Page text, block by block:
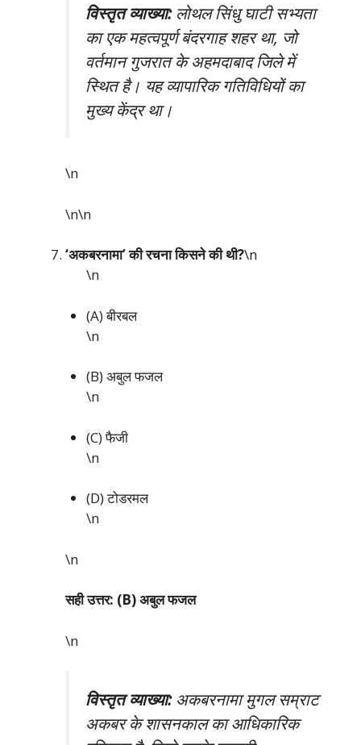
विस्तृत व्याख्या:लोथल सिंधु घाटी सभ्यता
का एक महत्वपूर्ण बंदरगाह शहर था, जो
वर्तमान गुजरात के अहमदाबाद जिले में
स्थित है। यह व्यापारिक गतिविधियों का
मुख्य केंद्र था।
\n
\n\n
‘अकबरनामा’ की रचना किसने की थी?\n
\n
(A) बीरबल
\n
(B) अबुल फजल
\n
(C) फैजी
\n
(D) टोडरमल
\n
\n
सही उत्तर: (B) अबुल फजल
\n
विस्तृत व्याख्या:अकबरनामा मुगल सम्राट
अकबर के शासनकाल का आधिकारिक